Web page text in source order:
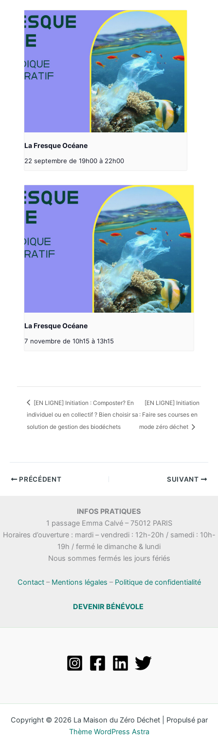
La Fresque Océane
22 septembre de 19h00 à 22h00
La Fresque Océane
7 novembre de 10h15 à 13h15
[EN LIGNE] Initiation : Composter? En
individuel ou en collectif ? Bien choisir sa
solution de gestion des biodéchets
[EN LIGNE] Initiation
: Faire ses courses en
mode zéro déchet
PRÉCÉDENT SUIVANT
INFOS PRATIQUES
1 passage Emma Calvé – 75012 PARIS
Horaires d’ouverture : mardi – vendredi : 12h-20h / samedi : 10h-
19h / fermé le dimanche & lundi
Nous sommes fermés les jours fériés
Contact– Mentions légales – Politique de confidentialité
DEVENIR BÉNÉVOLE
Copyright © 2026 La Maison du Zéro Déchet | Propulsé par
Thème WordPress Astra